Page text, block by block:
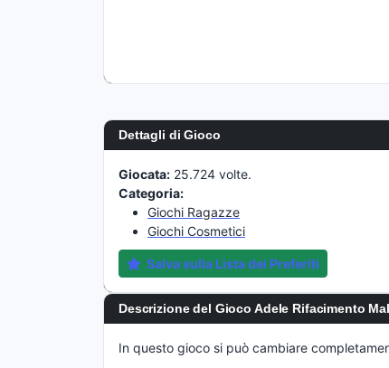
Dettagli di Gioco
Giocata: 25.724 volte.
Categoria:
Giochi Ragazze
Giochi Cosmetici
Salva sulla Lista dei Preferiti
Descrizione del Gioco Adele Rifacimento
In questo gioco si può cambiare